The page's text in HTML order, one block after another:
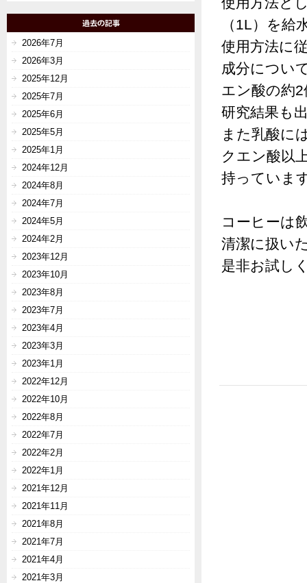
（1L）を給
使用方法に
成分につい
エン酸の約
研究結果も
また乳酸に
クエン酸以
持っていま
コーヒーは
清潔に扱い
是非お試し
2026年7月
2026年3月
2025年12月
2025年7月
2025年6月
2025年5月
2025年1月
2024年12月
2024年8月
2024年7月
2024年5月
2024年2月
2023年12月
2023年10月
2023年8月
2023年7月
2023年4月
2023年3月
2023年1月
2022年12月
2022年10月
2022年8月
2022年7月
2022年2月
2022年1月
2021年12月
2021年11月
2021年8月
2021年7月
2021年4月
2021年3月